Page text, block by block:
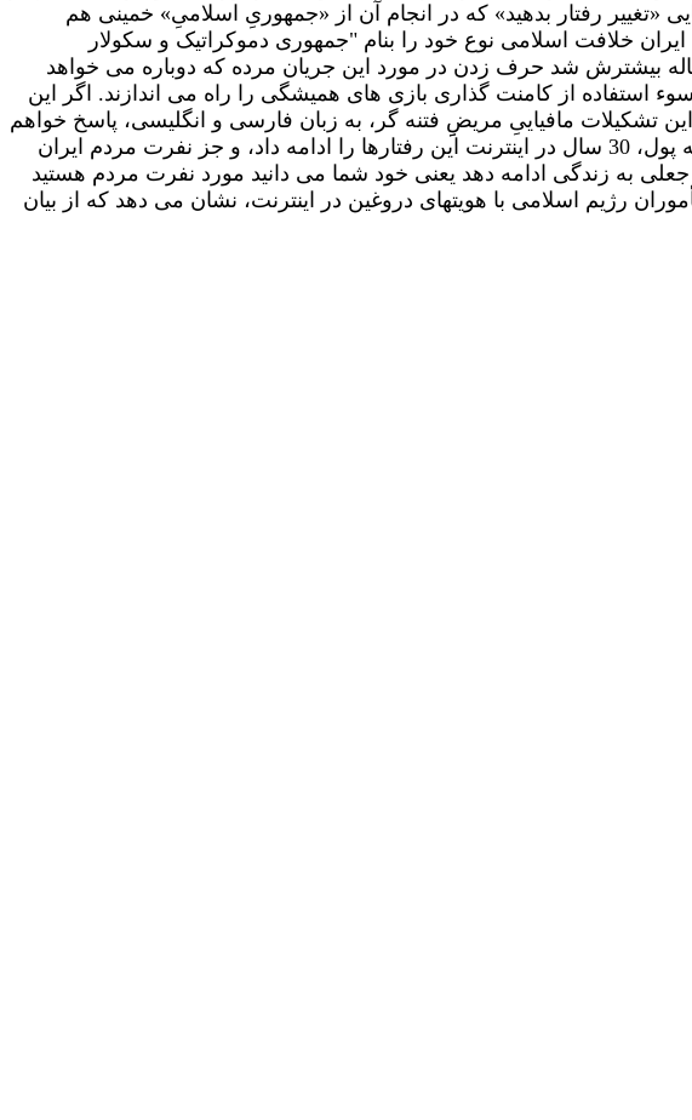
رفتار بدهید» که در انجام آن از «جمهوریِ اسلامیِ» خمینی هم
خلافت اسلامی نوع خود را بنام "جمهوری دموکراتیک و سکولار
بیشترش شد حرف زدن در مورد این جریان مرده که دوباره می خواهد
استفاده از کامنت گذاری بازی های همیشگی را راه می اندازند. اگر این
تشکیلات مافیاییِ مریضِِ فتنه گر، به زبان فارسی و انگلیسی، پاسخ خواهم
داد؛ به نفع خودتان است که تغییر رفتار دهید بعد از 30 سال! جمهوری اسلامی که در قدرت است و با اینهمه پول، 30 سال در اینترنت این رفتارها را ادامه داد، و جز نفرت مردم ایران
به زندگی ادامه دهد یعنی خود شما می دانید مورد نفرت مردم هستید
رژیم اسلامی با هویتهای دروغین در اینترنت، نشان می دهد که از بیان